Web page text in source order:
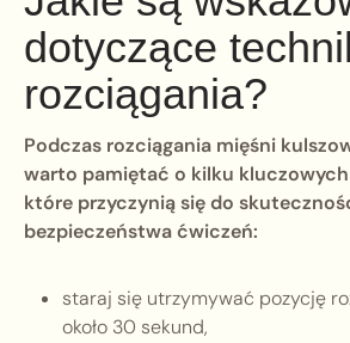
dotyczące
rozciągania?
Podczas rozciągania mięśni
warto pamiętać o kilku
które przyczynią się do
bezpieczeństwa ćwiczeń:
staraj się utrzymywać pozycję
około 30 sekund,